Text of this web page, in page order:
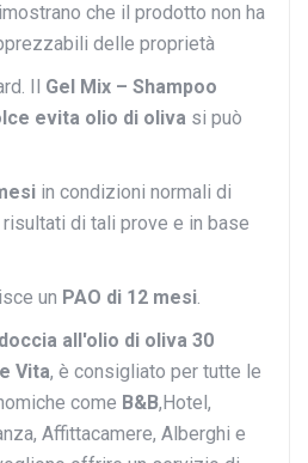
che il prodotto non ha
delle proprietà
Il Gel Mix – Shampoo
evita olio di oliva si può
in condizioni normali di
di tali prove e in base
un PAO di 12 mesi.
all'olio di oliva 30
Vita, è consigliato per tutte le
come B&B,Hotel,
Affittacamere, Alberghi e